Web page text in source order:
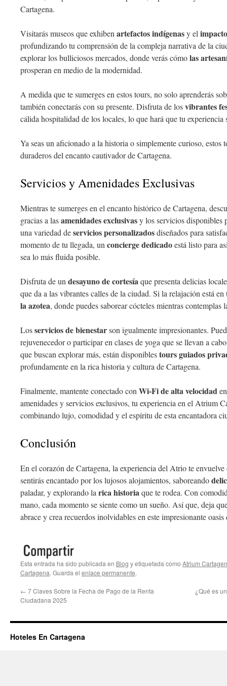
Cartagena.
Visitarás museos que exhiben artefactos indígenasy el
profundizando tu comprensión de la compleja narrativa de la
explorar los bulliciosos mercados, donde verás cómolas
prosperan en medio de la modernidad.
A medida que te sumerges en estos tours, no solo aprenderás
también conectarás con su presente. Disfruta de losvibrantes
cálida hospitalidad de los locales, lo que hará que tu experiencia
Ya seas un aficionado a la historia o simplemente curioso, estos
duraderos del encanto cautivador de Cartagena.
Servicios y Amenidades Exclusivas
Mientras te sumerges en el encanto histórico de Cartagena,
gracias a lasamenidades exclusivasy los servicios disponibles
una variedad deservicios personalizadosdiseñados para
momento de tu llegada, un concierge dedicadoestá listo para
sea lo más fluida posible.
Disfruta de un desayuno de cortesíaque presenta delicias
que da a las vibrantes calles de la ciudad. Si la relajación está
la azotea, donde puedes saborear cócteles mientras contemplas
Losservicios de bienestarson igualmente impresionantes.
rejuvenecedor o participar en clases de yoga que se llevan a
que buscan explorar más, están disponiblestours guiados
profundamente en la rica historia y cultura de Cartagena.
Finalmente, mantente conectado con Wi-Fi de alta velocidad
amenidades y servicios exclusivos, tu experiencia en el Atrium
combinando lujo, comodidad y el espíritu de esta encantadora
Conclusión
En el corazón de Cartagena, la experiencia del Atrio te
sentirás encantado por los lujosos alojamientos, saboreando
paladar, y explorando la rica historiaque te rodea. Con
mano, cada momento se siente como un sueño. Así que, deja
abrace y crea recuerdos inolvidables en este impresionante
Esta entrada ha sido publicada en Blog y etiquetada como Atrium
Cartagena. Guarda el enlace permanente.
← 7 Claves Sobre la Fecha de Pago de la Renta
Ciudadana 2025
¿Qué es
Hoteles En Cartagena